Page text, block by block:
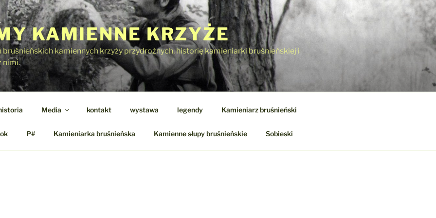
KAMIENNE KRZYŻE
kamiennych krzyży przydrożnych, historię kamieniarki bruśnieńskiej i
nimi.
Media kontakt wystawa legendy Kamieniarz bruśnieński
P# Kamieniarka bruśnieńska Kamienne słupy bruśnieńskie Sobieski